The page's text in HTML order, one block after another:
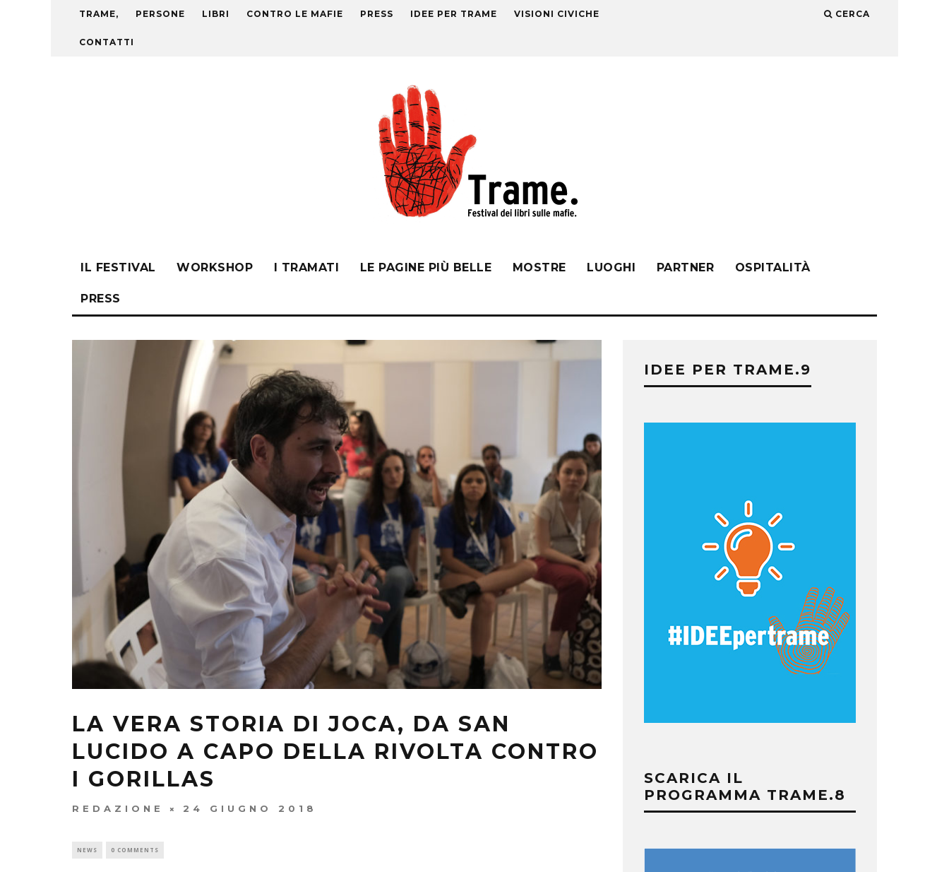
TRAME, PERSONE LIBRI CONTRO LE MAFIE PRESS IDEE PER TRAME VISIONI CIVICHE
CONTATTI
CERCA
IL FESTIVAL WORKSHOP I TRAMATI LE PAGINE PIÙ BELLE MOSTRE LUOGHI PARTNER OSPITALITÀ
PRESS
LA VERA STORIA DI JOCA, DA SAN
LUCIDO A CAPO DELLA RIVOLTA CONTRO
I GORILLAS
REDAZIONE 24 GIUGNO 2018
NEWS 0 COMMENTS
IDEE PER TRAME.9
SCARICA IL
PROGRAMMA TRAME.8